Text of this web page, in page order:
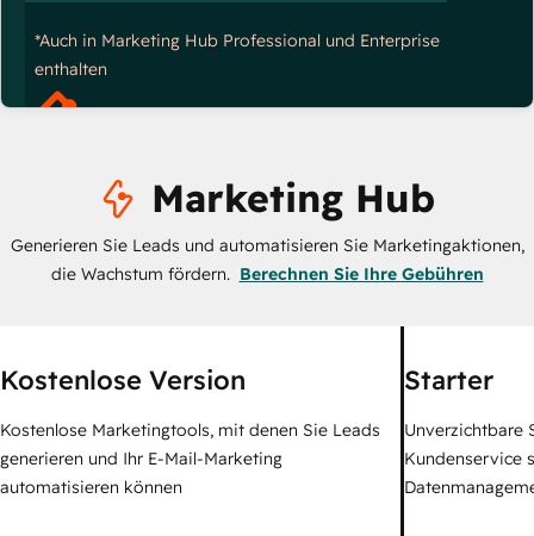
*Auch in Marketing Hub Professional und Enterprise
enthalten
Marketing Hub
Generieren Sie Leads und automatisieren Sie Marketingaktionen,
die Wachstum fördern. Berechnen Sie Ihre Gebühren
Kostenlose Version
Kostenlose Marketingtools, mit denen Sie Leads
generieren und Ihr E-Mail-Marketing
automatisieren können
Starter
Unverzichtbare
Kundenservice